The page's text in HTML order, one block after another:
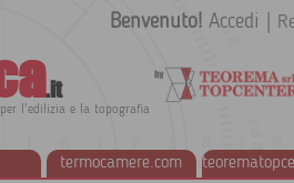
.it
l'edilizia e la topografia
termocamere.com
Benvenuto! Accedi